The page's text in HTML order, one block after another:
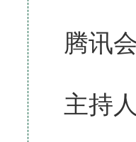
腾讯
主持